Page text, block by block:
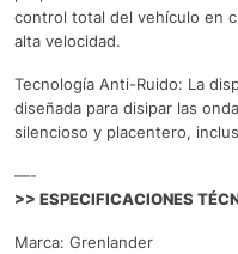
control total del vehículo en
alta velocidad.
Tecnología Anti-Ruido: La
diseñada para disipar las
silencioso y placentero,
—-
>> ESPECIFICACIONES
Marca: Grenlander